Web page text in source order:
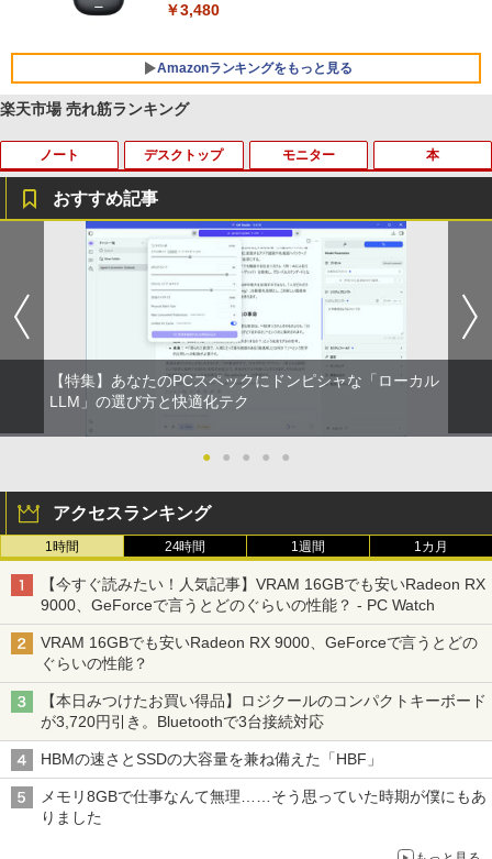
￥3,480
Amazonランキングをもっと見る
BRUCE WAYNE feat. Flo Milli, ATL Jacob
[Explicit]
￥250
BRUCE WAYNE feat. Flo Milli, ATL Jacob
[Explicit]
￥250
見知らぬ糸
On My Road (Stadium ver.)
￥250
On My Road (Stadium ver.)
￥250
【Amazon.co.jp限定】 い・ろ・は・す 2L P
ET ラベルレス ×8本
￥1,112
by Amazon 天然水 ラベルレス 500ml ×24本
富士山の天然水 バナジウム含有 水 ミネラル
ウォーター ペットボトル 静岡県産 500ミリリ
ットル (Smart Basic)
￥1,380
by Amazon 炭酸水 ラベルレス 500ml ×24本
art Basic)
￥1,625
by Amazon 天然水ラベルレス 2L×9本
￥1,117
【Amazon.co.jp限定】 伊藤園 磨かれて、澄
みきった日本の水 2L 8本 ラベルレス [ ケース
] [ 水 ] [ ペットボトル ] [ 箱買い ] [ ストック
] [ 水分補給 ]
薬屋のひとりごと 17巻 (デジタル版ビッグガ
ンガンコミックス)
￥770
異世界居酒屋「のぶ」(22) (角川コミックス・
エース)
￥832
ONE PIECE モノクロ版 115 (ジャンプコミッ
クスDIGITAL)
￥594
HUNTER×HUNTER モノクロ版 39 (ジャンプ
コミックスDIGITAL)
￥572
スーパーの裏でヤニ吸うふたり 9巻 (デジタル
版ビッグガンガンコミックス)
￥810
楽天市場 売れ筋ランキング
ノート
【期間限定 ポイントUP＆クーポン配
布】 Lenovo Chromebook Duet EDU G
2 2in1 ノートパソコン 83HKS00M00 Ch
romeOS MediaTek Kompanio 838 メモ
リ4GB eMMC64GB 10.95インチ タッチ
対応 再生品Sランク
￥29,800
レビュー投稿 5年保証｜MS Office 2024
ws11 Office付｜テンキー DVD 搭載｜C
ore i5 第7世代 メモリ 8GB SSD 256GB
｜店長厳選 Lenovo ThinkPad 15.6型 Bl
uetooth Wi-Fi 無線｜中古 パソコン 中古
￥29,800
3
Xiaomi シャオミ REDMI Pad 2 6+128G
B ラベンダーパープル 11型Androidタブ
レット 6GB/128GB/WiFi VHU5864JP
￥29,981
【P最大15倍還元】2025年新生活応援！
デスクトップ
【送料無料】ETC: hp ProDesk 400 G6
Desktop Mini PC Core i5-10500T 2.30
GHz /メモリ16GB /SSD256GB/HDD500
GB/無線LAN/光学ドライブ付き/ 【Wind
ows11】WPS Office付き /超小型 中古デ
スクトップパソコン 【3ケ月保証】 ＆
おまけ付き（中古USB式キーボートとマ
ウス）
￥44,800
【楽天ランキング1位！】デスクトップパ
ソコン 一体型pc 23.8型 フルHD液晶一体
型 デスクトップパソコン インテル Core
7【Windows 11搭載】USB 2.0 USB 3.0
~16GB SSD 256~2048GB PSE認証済
￥49,800
【エントリーでポイント100％還元のチ
ャンス】GMKtec M8 ミニPC【AMD Ryz
en 5 PRO 6650H 16GB 512GB】4.5GH
z 6コア 12スレッド OCuLink Windows
11 Pro LPDDR5 6400MT/s 16T増設 3画
面2.5GbpsLAN Bluetooth5.2 WiFi HD
モニター
【期間限定10%OFFクーポン 8/12 10時
まで】 モニター 21.5インチ 100Hz FHD
VAパネル スピーカー搭載 ブルーライト
軽減 ノングレアタイプ 壁掛け対応 省ス
ペース 角度調整 高視野角 178° Adaptiv
e-Sync対応 MAXZEN MJM22CH03-F10
0
￥9,980
モニター 21.5インチ 120Hz モニター 2
2インチ pcモニター フルhd 非光沢 液晶
ディスプレイ Adaptive Sync VESA対応
フレームレス HDMI*2 ブルーライト軽減
ニター目に優しい HDMIケーブル付
￥9,980
液晶モニター PCディスプレイ 23.8 24イ
ンチ 144Hz 1ms IPS フルHD ノングレア
非光沢 ブルーライトカット HDMI VGA
スピーカー内蔵 ヘッドホン端子 VESA対
応 テレワーク 在宅勤務 法人向け オフィ
ス TERRA 2441W
本
夏帆 The Tale of KAHO [ 村上 春樹 ]
￥2,860
プレステップ神道学（9） [ 國學院大學神
￥1,980
3 1OC Vol.7 （TJMOOK）
￥1,650
4
日本集中治療医学会 専門医テキスト
第4版 [ 一般社団法人日本集中治療医学会
教育委員会 ]
￥22,000
おすすめ記事
【特集】あなたのPCスペックにドンピシャな「ローカル
LLM」の選び方と快適化テク
● ● ● ● ●
アクセスランキング
1時間 24時間 1週間 1カ月
【今すぐ読みたい！人気記事】VRAM 16GBでも安いRadeon RX
9000、GeForceで言うとどのぐらいの性能？ - PC Watch
VRAM 16GBでも安いRadeon RX 9000、GeForceで言うとどの
ぐらいの性能？
【本日みつけたお買い得品】ロジクールのコンパクトキーボード
が3,720円引き。Bluetoothで3台接続対応
HBMの速さとSSDの大容量を兼ね備えた「HBF」
メモリ8GBで仕事なんて無理……そう思っていた時期が僕にもあ
りました